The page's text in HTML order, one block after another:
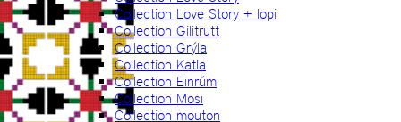
Collection Love Story + lopi
Collection Gilitrutt
Collection Grýla
Collection Katla
Collection Einrúm
Collection Mosi
Collection mouton